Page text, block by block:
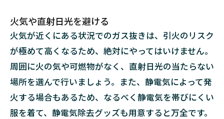
絶対
にや
って
はい
けな
いラ
イタ
ーの
ガス
抜き
火気や直射日光を避ける
火気が近くにある状況でのガス抜きは、引火のリスク
が極めて高くなるため、絶対にやってはいけません。
周囲に火の気や可燃物がなく、直射日光の当たらない
場所を選んで行いましょう。また、静電気によって発
火する場合もあるため、なるべく静電気を帯びにくい
服を着て、静電気除去グッズも用意すると万全です。